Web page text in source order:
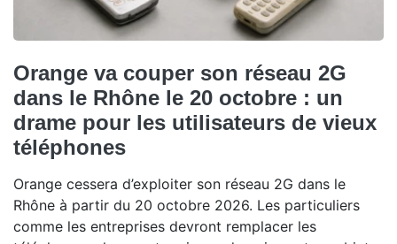
Orange va couper son réseau 2G
dans le Rhône le 20 octobre : un
drame pour les utilisateurs de vieux
téléphones
Orange cessera d’exploiter son réseau 2G dans le
Rhône à partir du 20 octobre 2026. Les particuliers
comme les entreprises devront remplacer les